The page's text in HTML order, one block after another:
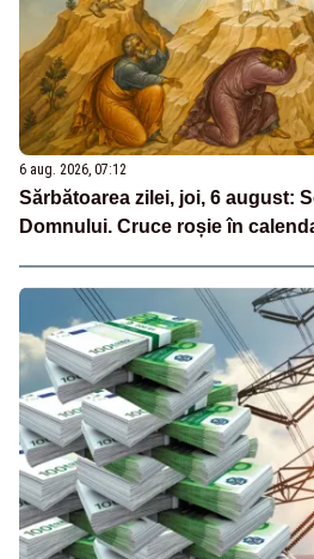
6 aug. 2026, 07:12
Sărbătoarea zilei, joi, 6 august:
Domnului. Cruce roșie în